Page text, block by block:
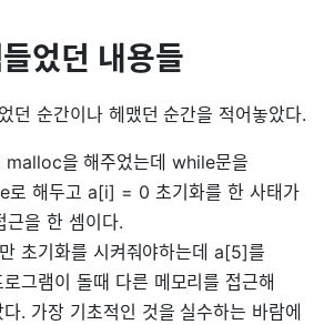
었던 내용들
던 순간이나 헤맸던 순간을 적어놓았다.
malloc을 해주었는데 while문을
로 해두고 a[i] = 0 초기화를 한 사태가
을 한 셈이다.
초기화를 시켜줘야하는데 a[5]를
그램이 돌때 다른 메모리를 접근해
. 가장 기초적인 것을 실수하는 바람에